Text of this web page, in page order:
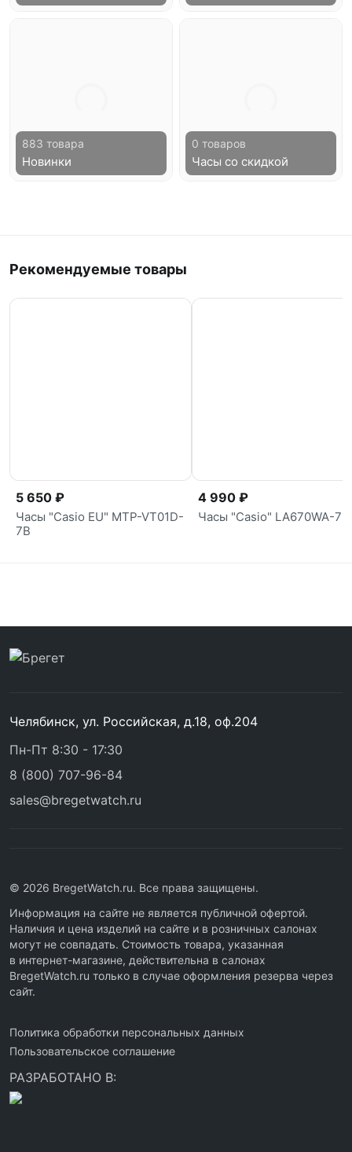
883 товара
Новинки
0 товаров
Часы со скидкой
Рекомендуемые товары
5 650 ₽
Часы "Casio EU" MTP-VT01D-
7B
4 990 ₽
Часы "Casio" LA670WA-7
Челябинск, ул. Российская, д.18, оф.204
Пн-Пт 8:30 - 17:30
8 (800) 707-96-84
sales@bregetwatch.ru
© 2026 BregetWatch.ru. Все права защищены.
Информация на сайте не является публичной офертой.
Наличия и цена изделий на сайте и в розничных салонах
могут не совпадать. Стоимость товара, указанная
в интернет-магазине, действительна в салонах
BregetWatch.ru только в случае оформления резерва через
сайт.
Политика обработки персональных данных
Пользовательское соглашение
РАЗРАБОТАНО В: